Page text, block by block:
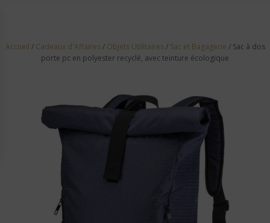
Accueil / Cadeaux d'Affaires/ Objets Utilitaires/ Sac et Bagagerie / Sac à dos
porte pc en polyester recyclé, avec teinture écologique